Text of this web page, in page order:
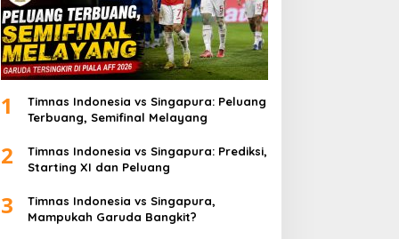
1
Timnas Indonesia vs Singapura: Peluang
Terbuang, Semifinal Melayang
2
Timnas Indonesia vs Singapura: Prediksi,
Starting XI dan Peluang
3
Timnas Indonesia vs Singapura,
Mampukah Garuda Bangkit?